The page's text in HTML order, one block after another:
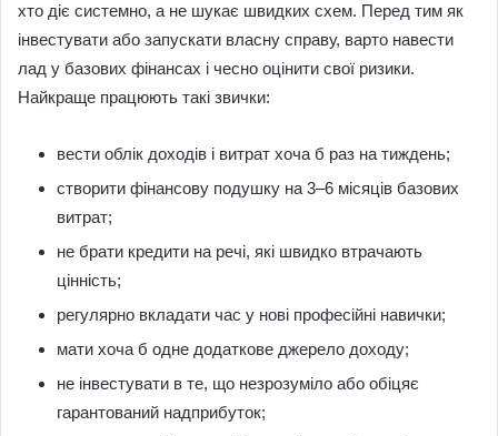
хто діє системно, а не шукає швидких схем. Перед тим як
інвестувати або запускати власну справу, варто навести
лад у базових фінансах і чесно оцінити свої ризики.
Найкраще працюють такі звички:
вести облік доходів і витрат хоча б раз на тиждень;
створити фінансову подушку на 3–6 місяців базових
витрат;
не брати кредити на речі, які швидко втрачають
цінність;
регулярно вкладати час у нові професійні навички;
мати хоча б одне додаткове джерело доходу;
не інвестувати в те, що незрозуміло або обіцяє
гарантований надприбуток;